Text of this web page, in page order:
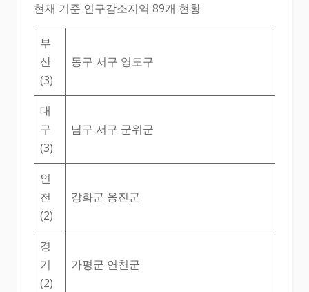
현재 기준 인구감소지역 89개 현황
부
산
(3)
동구 서구 영도구
대
구
(3)
남구 서구 군위군
인
천
(2)
강화군 옹진군
경
기
(2)
가평군 연천군